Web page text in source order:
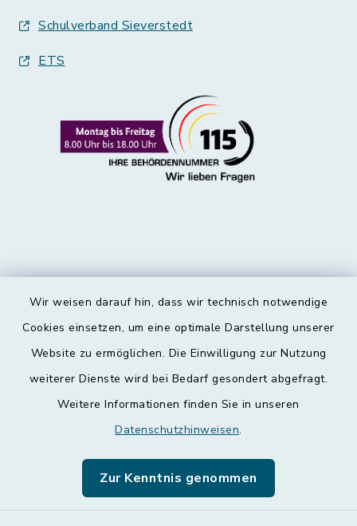
Wir weisen darauf hin, dass wir technisch notwendige
Cookies einsetzen, um eine optimale Darstellung unserer
Website zu ermöglichen. Die Einwilligung zur Nutzung
weiterer Dienste wird bei Bedarf gesondert abgefragt.
Weitere Informationen finden Sie in unseren
Datenschutzhinweisen.
Zur Kenntnis genommen
Schulverband Sieverstedt
ETS
Kontakt
Datenschutz
Leichte Sprache